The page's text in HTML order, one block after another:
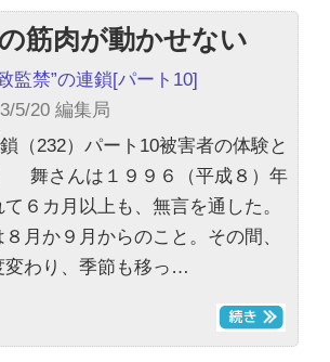
筋肉が動かせない
監禁”の連鎖[パート10]
5/20 編集局
（232）パート10被害者の体験と
舞さんは１９９６（平成８）年
６カ月以上も、無言を通した。
月か９月からのこと。その間、
変わり、季節も移っ…